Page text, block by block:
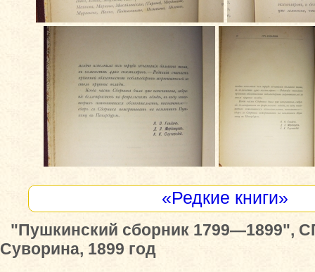
«Редкие книги»
"Пушкинский сборник 1799—1899",
Суворина, 1899 год